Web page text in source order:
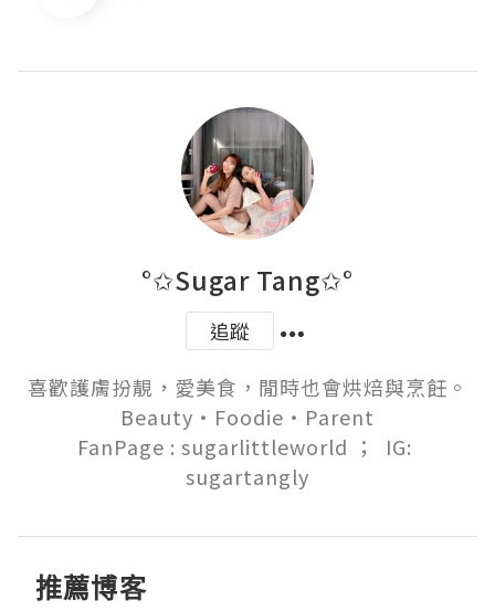
°✩Sugar Tang✩°
追蹤
喜歡護膚扮靚，愛美食，閒時也會烘焙與烹飪。
Beauty‧Foodie‧Parent
FanPage : sugarlittleworld ；  IG:
sugartangly
推薦博客